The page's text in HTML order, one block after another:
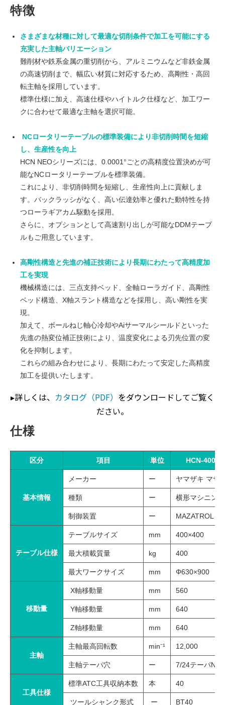
特徴
さまざまな材種に対して最適な切削条件で加工を可能にする
充実した主軸バリエーション
難削材や鉄系金属の重切削から、アルミニウムなど非鉄金属
の高速切削まで、幅広い材質に対応するため、高剛性・高回
転主軸を採用しています。
標準仕様に加え、高速仕様やハイトルク仕様など、加工ワー
クに合わせて最適な主軸を選択可能。
NCロータリーテーブルの標準装備により非切削時間を短縮
し、生産性を向上
HCN NEOシリーズには、0.0001°ごとの高精度位置決めが可
能なNCロータリーテーブルを標準装備。
これにより、非切削時間を短縮し、生産性向上に貢献しま
す。バックラッシがなく、高い伝達効率と優れた動特性を持
つローラギアカム駆動を採用。
さらに、オプションとして高速割り出しが可能なDDMテーブ
ルもご用意しています。
高剛性構造と先進の補正技術により長期にわたって高精度加
工を実現
機械構造には、三点支持ベッド、全軸ローラガイド、高剛性
ベッド構造、X軸スラント構造などを採用し、高い剛性を実
現。
加えて、ボールねじ軸心冷却やAiサーマルシールドといった
先進の熱変位補正技術により、温度変化による刃先位置の変
化を抑制します。
これらの組み合わせにより、長期にわたって安定した高精度
加工を提供いたします。
▸詳しくは、 カタログ（PDF） をダウンロードしてご覧く
ださい。
仕様
区分 項目 単位 HCN-4000
基本情報
メーカー ー ヤマザキ マザ
種類 ー 横形マシニン
制御装置 ー MAZATROL
テーブル仕様
テーブルサイズ mm 400×400
最大積載質量 kg 400
最大ワークサイズ mm Φ630×900
移動量
X軸移動量 mm 560
Y軸移動量 mm 640
Z軸移動量 mm 640
主軸
主軸最高回転数 min⁻¹ 12,000
主軸テーパ穴 ー 7/24テーパ
工具仕様
標準ATC工具収納本数 本 40
ツールシャンク形式 ー BT40